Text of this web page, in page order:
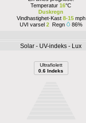
Temperatur16°C
Duskregn
Vindhastighet-Kast 8-15mph
UVI varsel 2Regn 86%
Solar - UV-indeks - Lux
Ultrafiolett
0.6 Indeks